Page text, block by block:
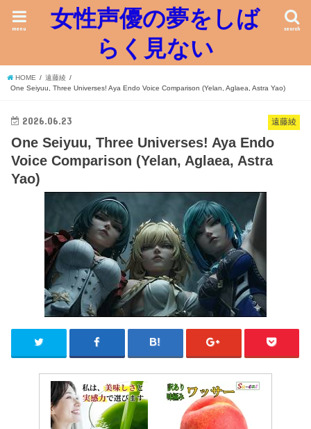
女性声優の夢をしば
らく見ない
search
menu
HOME
遠藤綾
One Seiyuu, Three Universes! Aya Endo Voice Comparison (Yelan, Aglaea, Astra Yao)
遠藤綾
2026.06.23
One Seiyuu, Three Universes! Aya Endo
Voice Comparison (Yelan, Aglaea, Astra
Yao)